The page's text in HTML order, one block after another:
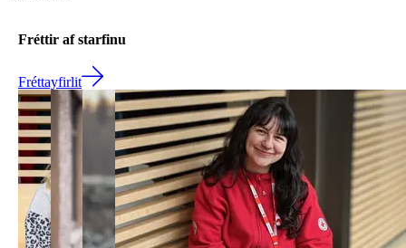
Fréttir af starfinu
Fréttayfirlit